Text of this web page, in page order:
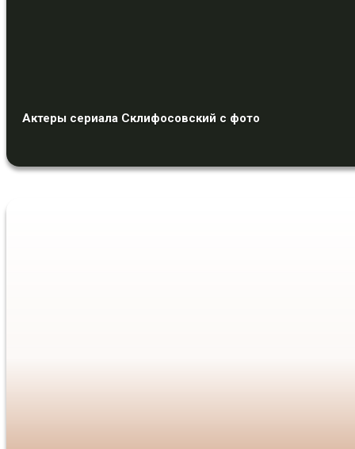
Актеры сериала Склифосовский с фото